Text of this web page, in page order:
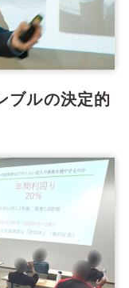
ブルの決定的